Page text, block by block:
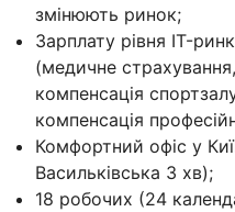
змінюють ринок;
Зарплату рівня IT-
(медичне
компенсація
компенсація
Комфортний офіс у
Васильківська 3 хв);
18 робочих (24